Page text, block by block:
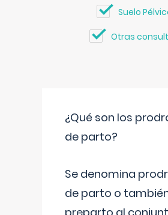
Suelo
Otras
¿Qué son los
de parto?
Se denomina
de parto o